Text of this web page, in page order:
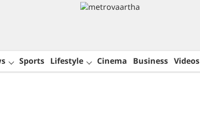
Sports Lifestyle Cinema Business Videos